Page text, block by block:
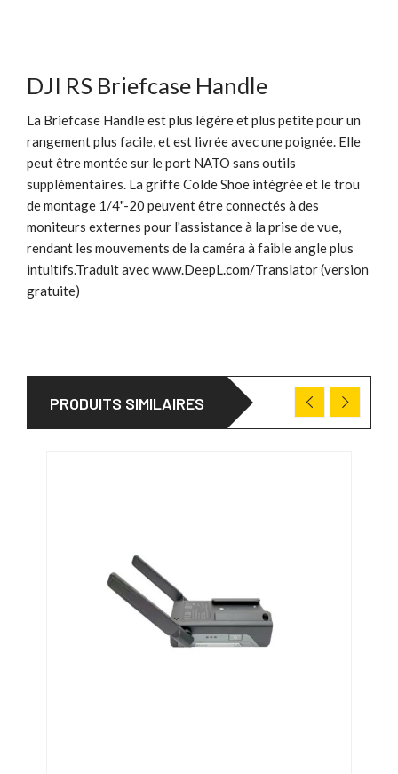
DJI RS Briefcase Handle
La Briefcase Handle est plus légère et plus petite pour un
rangement plus facile, et est livrée avec une poignée. Elle
peut être montée sur le port NATO sans outils
supplémentaires. La griffe Colde Shoe intégrée et le trou
de montage 1/4"-20 peuvent être connectés à des
moniteurs externes pour l'assistance à la prise de vue,
rendant les mouvements de la caméra à faible angle plus
intuitifs.Traduit avec www.DeepL.com/Translator (version
gratuite)
PRODUITS SIMILAIRES